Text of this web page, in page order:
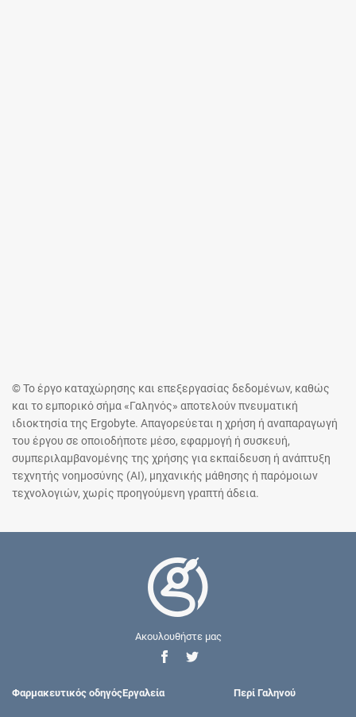
© Το έργο καταχώρησης και επεξεργασίας δεδομένων, καθώς
και το εμπορικό σήμα «Γαληνός» αποτελούν πνευματική
ιδιοκτησία της Ergobyte. Απαγορεύεται η χρήση ή αναπαραγωγή
του έργου σε οποιοδήποτε μέσο, εφαρμογή ή συσκευή,
συμπεριλαμβανομένης της χρήσης για εκπαίδευση ή ανάπτυξη
τεχνητής νοημοσύνης (AI), μηχανικής μάθησης ή παρόμοιων
τεχνολογιών, χωρίς προηγούμενη γραπτή άδεια.
Ακουλουθήστε μας
Φαρμακευτικός οδηγόςΕργαλεία Περί Γαληνού